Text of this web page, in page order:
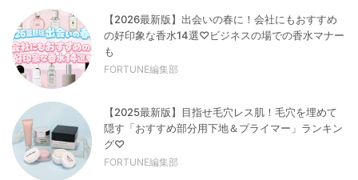
【2026最新版】出会いの春に！会社にもおすすめ
の好印象な香水14選♡ビジネスの場での香水マナー
も
FORTUNE編集部
【2025最新版】目指せ毛穴レス肌！毛穴を埋めて
隠す「おすすめ部分用下地＆プライマー」ランキン
グ♡
FORTUNE編集部